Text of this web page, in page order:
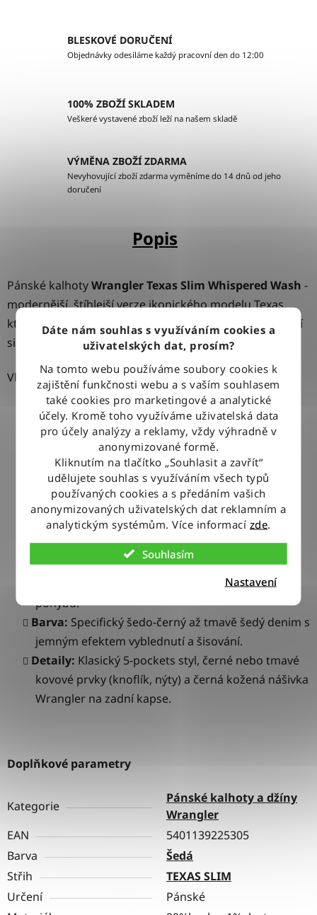
Dáte nám souhlas s využíváním cookies a
uživatelských dat, prosím?
Na tomto webu používáme soubory cookies k
zajištění funkčnosti webu a s vaším souhlasem
také cookies pro marketingové a analytické
účely. Kromě toho využíváme uživatelská data
pro účely analýzy a reklamy, vždy výhradně v
anonymizované formě.
Kliknutím na tlačítko „Souhlasit a zavřít“
udělujete souhlas s využíváním všech typů
používaných cookies a s předáním vašich
anonymizovaných uživatelských dat reklamním a
analytickým systémům. Více informací zde.
Souhlasím
Nastavení
BLESKOVÉ DORUČENÍ
Objednávky odesíláme každý pracovní den do 12:00
100% ZBOŽÍ SKLADEM
Veškeré vystavené zboží leží na našem skladě
VÝMĚNA ZBOŽÍ ZDARMA
Nevyhovující zboží zdarma vyměníme do 14 dnů od jeho
doručení
Popis
Pánské kalhotyWrangler Texas Slim Whispered Wash -
modernější, štíhlejší verze ikonického modelu Texas,
která kombinuje klasický westernový styl s elegantnější
siluetou a prodyšným materiálem.
Vlastnosti produktu:
Střih:Slim Fit – džíny jsou užší přes stehna i
nohavice oproti standardnímu modelu Texas, ale
stále zachovávají pohodlí v sedu.
Nohavice: Slim Leg– nohavice se směrem dolů
mírně zužují, což vytváří moderní vzhled.
Pas:Středně vysoký sed, který sedí přirozeně pod
linií pasu.
Zapínání:Praktický zip fly (poklopec na zip).
Materiál:Vysoce výkonná strečová tkanina
zajišťuje, že kalhoty drží svůj tvar a neomezují v
pohybu.
Barva: Specifický šedo-černý až tmavě šedý denim s
jemným efektem vyblednutí a šisování.
Detaily: Klasický 5-pockets styl, černé nebo tmavé
kovové prvky (knoflík, nýty) a černá kožená nášivka
Wrangler na zadní kapse.
Doplňkové parametry
Kategorie
Pánské kalhoty a džíny
Wrangler
EAN
5401139225305
Barva
Šedá
Střih
TEXAS SLIM
Určení
Pánské